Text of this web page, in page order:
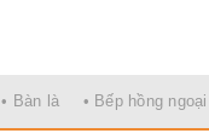
• Bàn là • Bếp hồng